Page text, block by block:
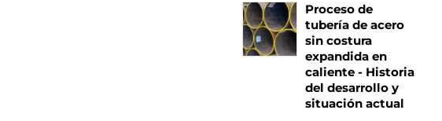
Proceso de
tubería de acero
sin costura
expandida en
caliente - Historia
del desarrollo y
situación actual